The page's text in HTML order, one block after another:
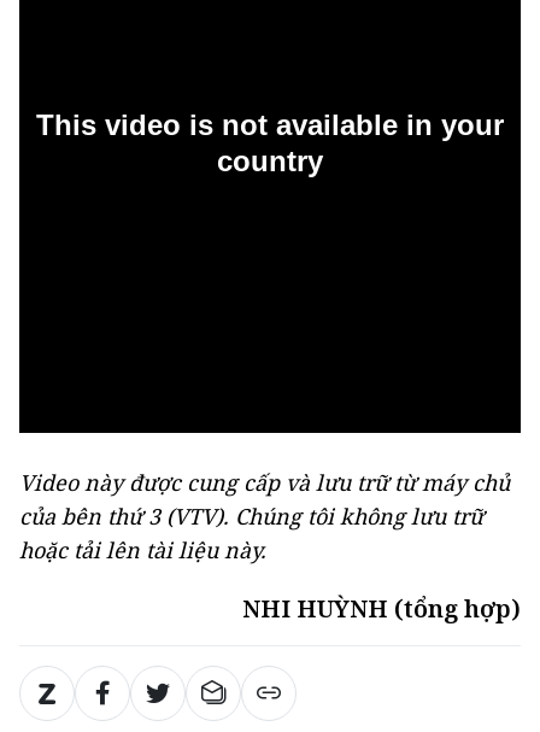
Video này được cung cấp và lưu trữ từ máy chủ
của bên thứ 3 (VTV). Chúng tôi không lưu trữ
hoặc tải lên tài liệu này.
NHI HUỲNH (tổng hợp)